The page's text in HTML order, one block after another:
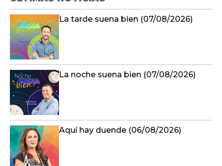
La tarde suena bien (07/08/2026)
La noche suena bien (07/08/2026)
Aquí hay duende (06/08/2026)